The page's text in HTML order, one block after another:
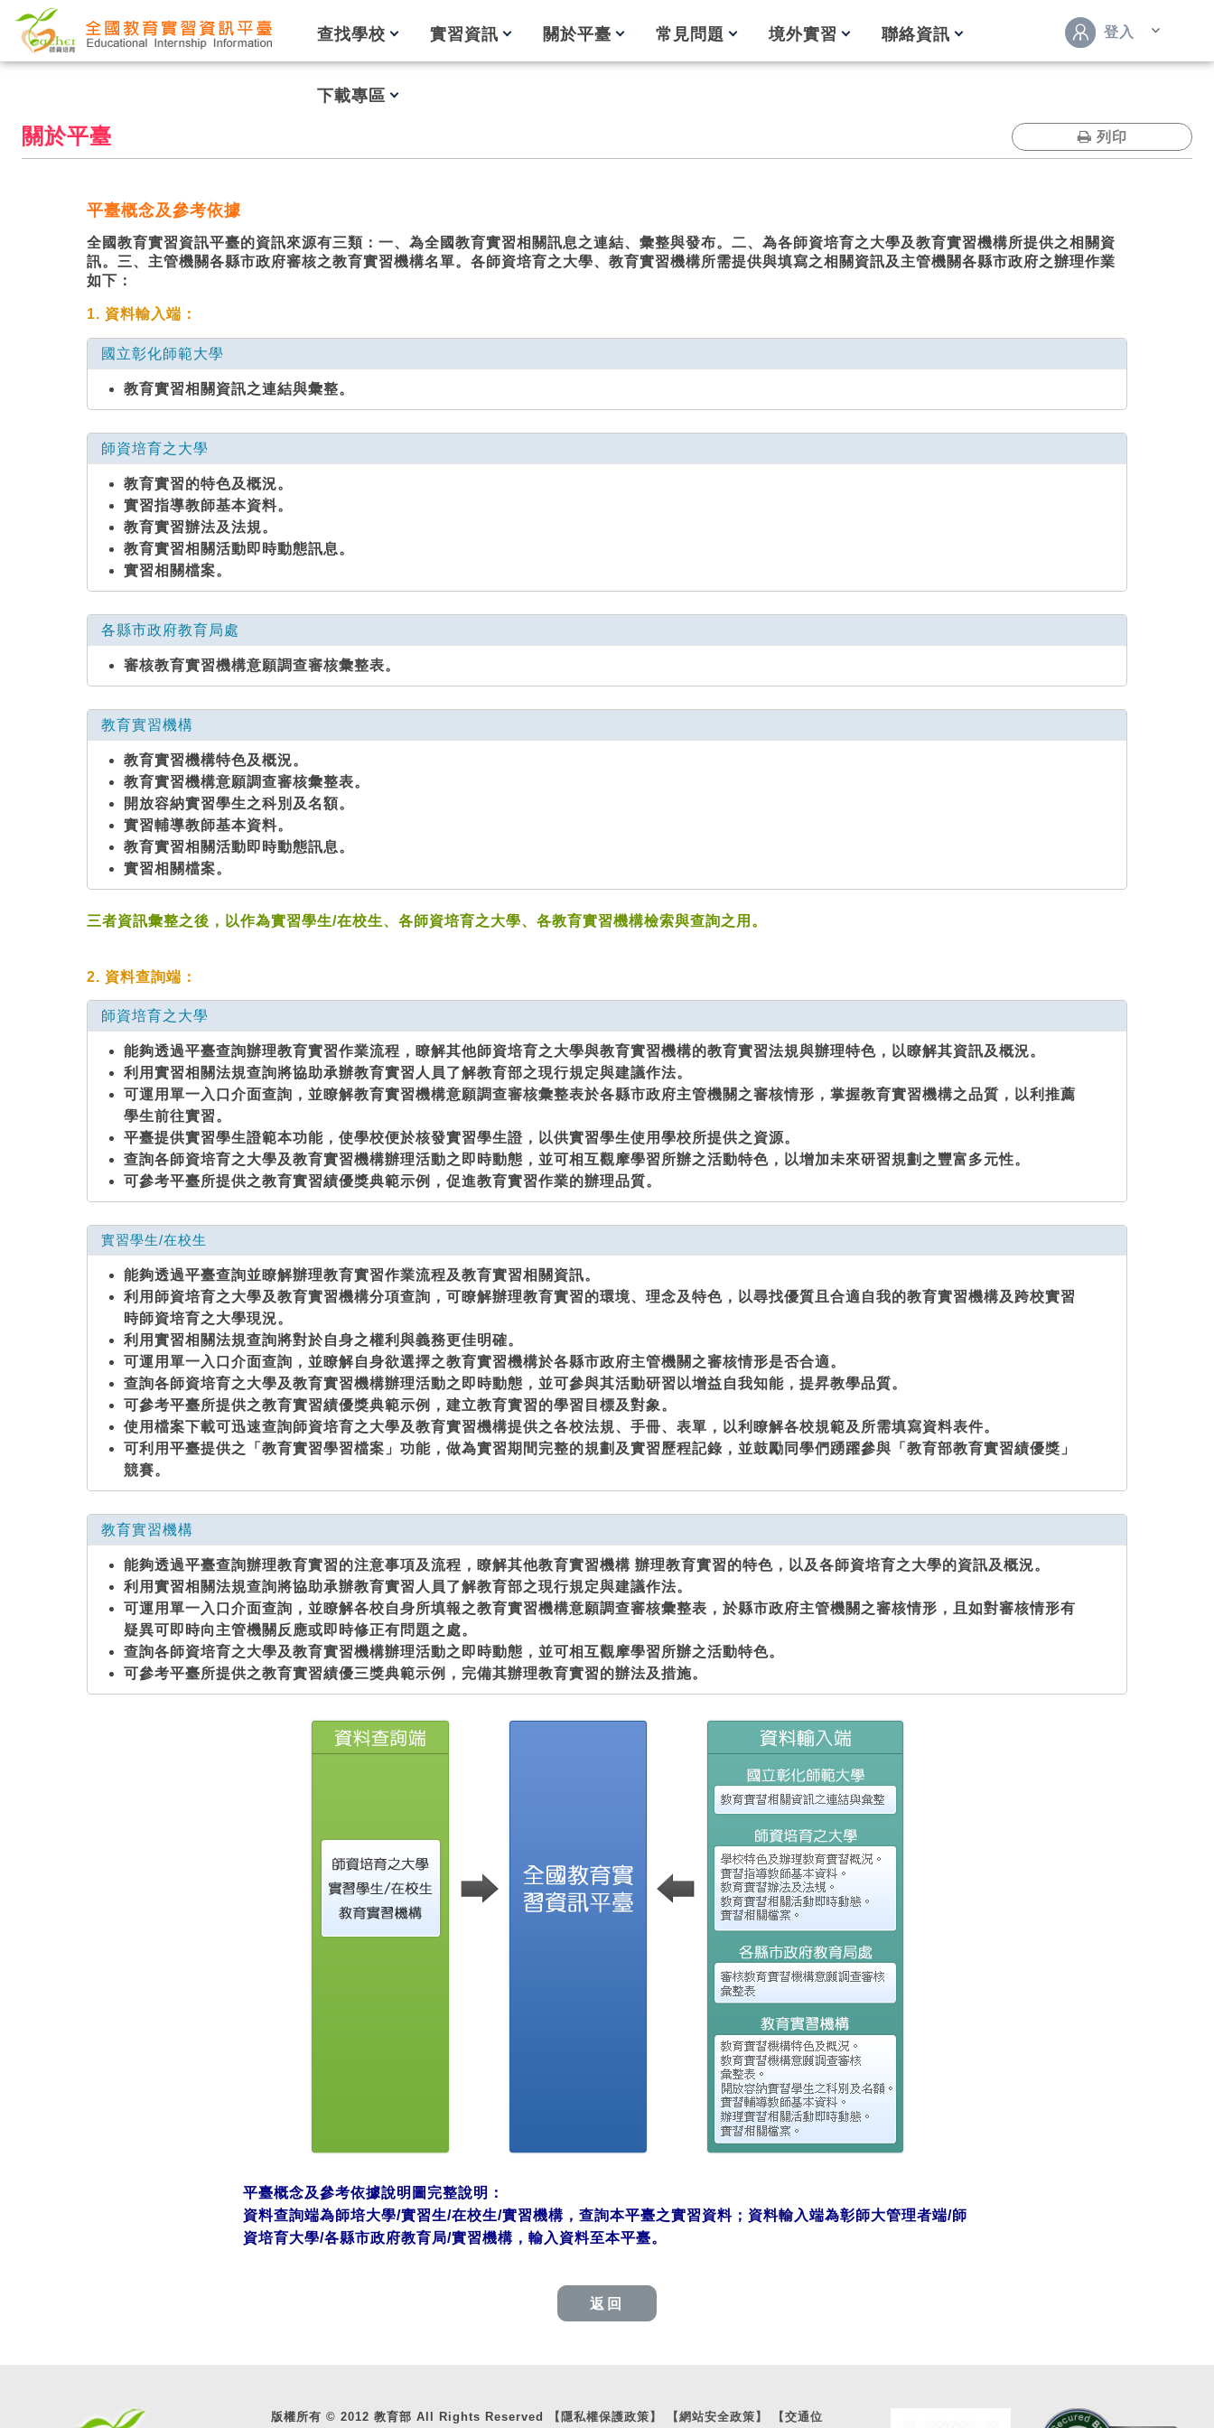
跳到主要內容
查找學校 實習資訊 關於平臺 常見問題 境外實習 聯絡資訊
下載專區
登入
關於平臺 列印
平臺概念及參考依據
全國教育實習資訊平臺的資訊來源有三類：一、為全國教育實習相關訊息之連結、彙整與發布。二、為各師資培育之大學及教育實習機構所提供之相關資
訊。三、主管機關各縣市政府審核之教育實習機構名單。各師資培育之大學、教育實習機構所需提供與填寫之相關資訊及主管機關各縣市政府之辦理作業
如下：
1. 資料輸入端：
國立彰化師範大學
教育實習相關資訊之連結與彙整。
師資培育之大學
教育實習的特色及概況。
實習指導教師基本資料。
教育實習辦法及法規。
教育實習相關活動即時動態訊息。
實習相關檔案。
各縣市政府教育局處
審核教育實習機構意願調查審核彙整表。
教育實習機構
教育實習機構特色及概況。
教育實習機構意願調查審核彙整表。
開放容納實習學生之科別及名額。
實習輔導教師基本資料。
教育實習相關活動即時動態訊息。
實習相關檔案。
三者資訊彙整之後，以作為實習學生/在校生、各師資培育之大學、各教育實習機構檢索與查詢之用。
2. 資料查詢端：
師資培育之大學
能夠透過平臺查詢辦理教育實習作業流程，瞭解其他師資培育之大學與教育實習機構的教育實習法規與辦理特色，以瞭解其資訊及概況。
利用實習相關法規查詢將協助承辦教育實習人員了解教育部之現行規定與建議作法。
可運用單一入口介面查詢，並瞭解教育實習機構意願調查審核彙整表於各縣市政府主管機關之審核情形，掌握教育實習機構之品質，以利推薦
學生前往實習。
平臺提供實習學生證範本功能，使學校便於核發實習學生證，以供實習學生使用學校所提供之資源。
查詢各師資培育之大學及教育實習機構辦理活動之即時動態，並可相互觀摩學習所辦之活動特色，以增加未來研習規劃之豐富多元性。
可參考平臺所提供之教育實習績優獎典範示例，促進教育實習作業的辦理品質。
實習學生/在校生
能夠透過平臺查詢並瞭解辦理教育實習作業流程及教育實習相關資訊。
利用師資培育之大學及教育實習機構分項查詢，可瞭解辦理教育實習的環境、理念及特色，以尋找優質且合適自我的教育實習機構及跨校實習
時師資培育之大學現況。
利用實習相關法規查詢將對於自身之權利與義務更佳明確。
可運用單一入口介面查詢，並瞭解自身欲選擇之教育實習機構於各縣市政府主管機關之審核情形是否合適。
查詢各師資培育之大學及教育實習機構辦理活動之即時動態，並可參與其活動研習以增益自我知能，提昇教學品質。
可參考平臺所提供之教育實習績優獎典範示例，建立教育實習的學習目標及對象。
使用檔案下載可迅速查詢師資培育之大學及教育實習機構提供之各校法規、手冊、表單，以利瞭解各校規範及所需填寫資料表件。
可利用平臺提供之「教育實習學習檔案」功能，做為實習期間完整的規劃及實習歷程記錄，並鼓勵同學們踴躍參與「教育部教育實習績優獎」
競賽。
教育實習機構
能夠透過平臺查詢辦理教育實習的注意事項及流程，瞭解其他教育實習機構 辦理教育實習的特色，以及各師資培育之大學的資訊及概況。
利用實習相關法規查詢將協助承辦教育實習人員了解教育部之現行規定與建議作法。
可運用單一入口介面查詢，並瞭解各校自身所填報之教育實習機構意願調查審核彙整表，於縣市政府主管機關之審核情形，且如對審核情形有
疑異可即時向主管機關反應或即時修正有問題之處。
查詢各師資培育之大學及教育實習機構辦理活動之即時動態，並可相互觀摩學習所辦之活動特色。
可參考平臺所提供之教育實習績優三獎典範示例，完備其辦理教育實習的辦法及措施。
平臺概念及參考依據說明圖完整說明：
資料查詢端為師培大學/實習生/在校生/實習機構，查詢本平臺之實習資料；資料輸入端為彰師大管理者端/師
資培育大學/各縣市政府教育局/實習機構，輸入資料至本平臺。
返回
版權所有 © 2012 教育部 All Rights Reserved 【隱私權保護政策】 【網站安全政策】 【交通位